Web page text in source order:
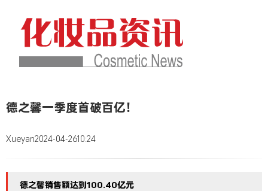
德之馨一季度首破百亿！
Xueyan2024-04-2610:24
德之馨销售额达到100.40亿元